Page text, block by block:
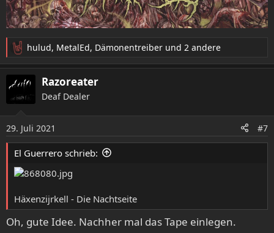
R
e
a
k
t
n
e
n
hulud, MetalEd, Dämonentreiber und 2 andere
Razoreater
Deaf Dealer
29. Juli 2021 #7
El Guerrero schrieb:
Häxenzijrkell - Die Nachtseite
Oh, gute Idee. Nachher mal das Tape einlegen.